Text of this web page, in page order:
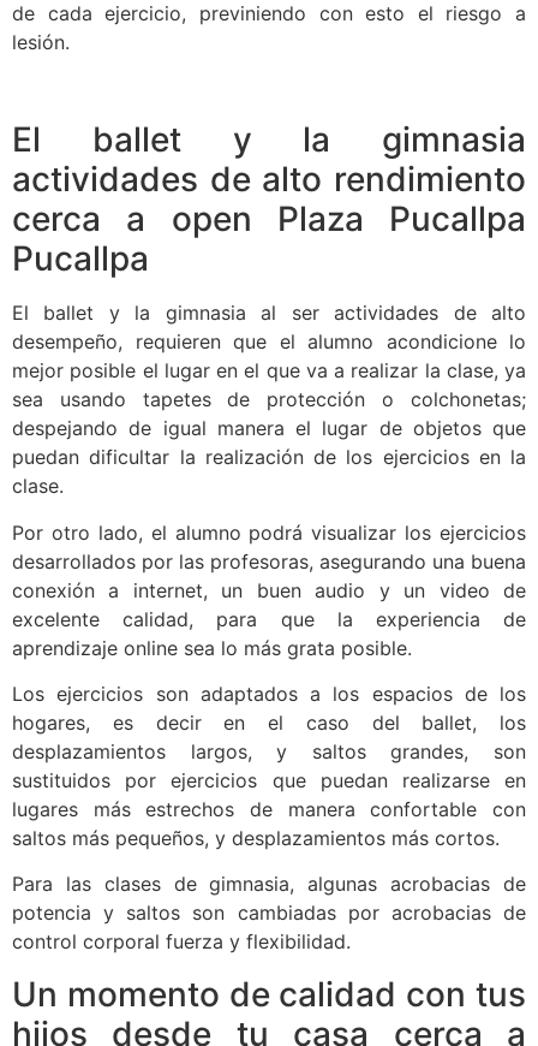
de cada ejercicio, previniendo con esto el riesgo a
lesión.
El ballet y la gimnasia
actividades de alto rendimiento
cerca a open Plaza Pucallpa
Pucallpa
El ballet y la gimnasia al ser actividades de alto
desempeño, requieren que el alumno acondicione lo
mejor posible el lugar en el que va a realizar la clase, ya
sea usando tapetes de protección o colchonetas;
despejando de igual manera el lugar de objetos que
puedan dificultar la realización de los ejercicios en la
clase.
Por otro lado, el alumno podrá visualizar los ejercicios
desarrollados por las profesoras, asegurando una buena
conexión a internet, un buen audio y un video de
excelente calidad, para que la experiencia de
aprendizaje online sea lo más grata posible.
Los ejercicios son adaptados a los espacios de los
hogares, es decir en el caso del ballet, los
desplazamientos largos, y saltos grandes, son
sustituidos por ejercicios que puedan realizarse en
lugares más estrechos de manera confortable con
saltos más pequeños, y desplazamientos más cortos.
Para las clases de gimnasia, algunas acrobacias de
potencia y saltos son cambiadas por acrobacias de
control corporal fuerza y flexibilidad.
Un momento de calidad con tus
hijos desde tu casa cerca a